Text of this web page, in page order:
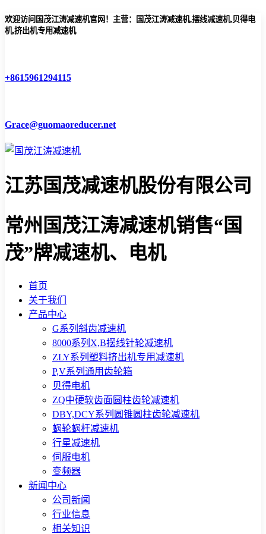
欢迎访问国茂江涛减速机官网！主营：国茂江涛减速机,摆线减速机,贝得电
机,挤出机专用减速机
+8615961294115
Grace@guomaoreducer.net
江苏国茂减速机股份有限公司
常州国茂江涛减速机销售“国
茂”牌减速机、电机
首页
关于我们
产品中心
G系列斜齿减速机
8000系列X,B摆线针轮减速机
ZLY系列塑料挤出机专用减速机
P,V系列通用齿轮箱
贝得电机
ZQ中硬软齿面圆柱齿轮减速机
DBY,DCY系列圆锥圆柱齿轮减速机
蜗轮蜗杆减速机
行星减速机
伺服电机
变频器
新闻中心
公司新闻
行业信息
相关知识